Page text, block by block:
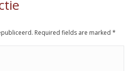
Required fields are marked *